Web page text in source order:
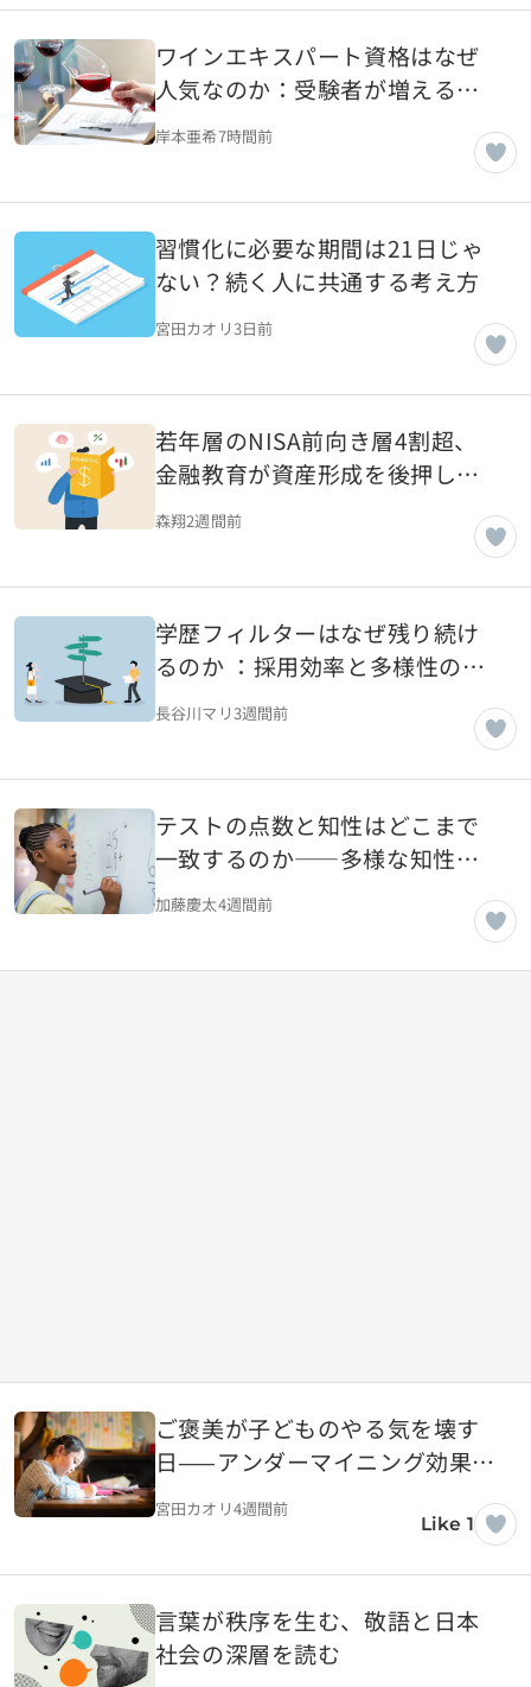
ワインエキスパート資格はなぜ
人気なのか：受験者が増える背
景を読み解く
岸本亜希7時間前
習慣化に必要な期間は21日じゃ
ない？続く人に共通する考え方
宮田カオリ3日前
若年層のNISA前向き層4割超、
金融教育が資産形成を後押しす
る理由
森翔2週間前
学歴フィルターはなぜ残り続け
るのか ：採用効率と多様性の間
にある課題
長谷川マリ3週間前
テストの点数と知性はどこまで
一致するのか――多様な知性と
教育評価
加藤慶太4週間前
ご褒美が子どものやる気を壊す
日——アンダーマイニング効果と
内発的動機の話
宮田カオリ4週間前
Like 1
言葉が秩序を生む、敬語と日本
社会の深層を読む